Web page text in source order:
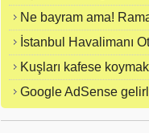
Ne bayram ama!
İstanbul Havalimanı
Kuşları kafese
Google AdSense